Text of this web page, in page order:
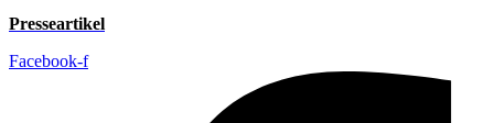
Presseartikel
Facebook-f